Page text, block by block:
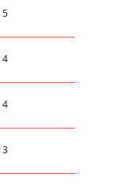
5
4
4
3